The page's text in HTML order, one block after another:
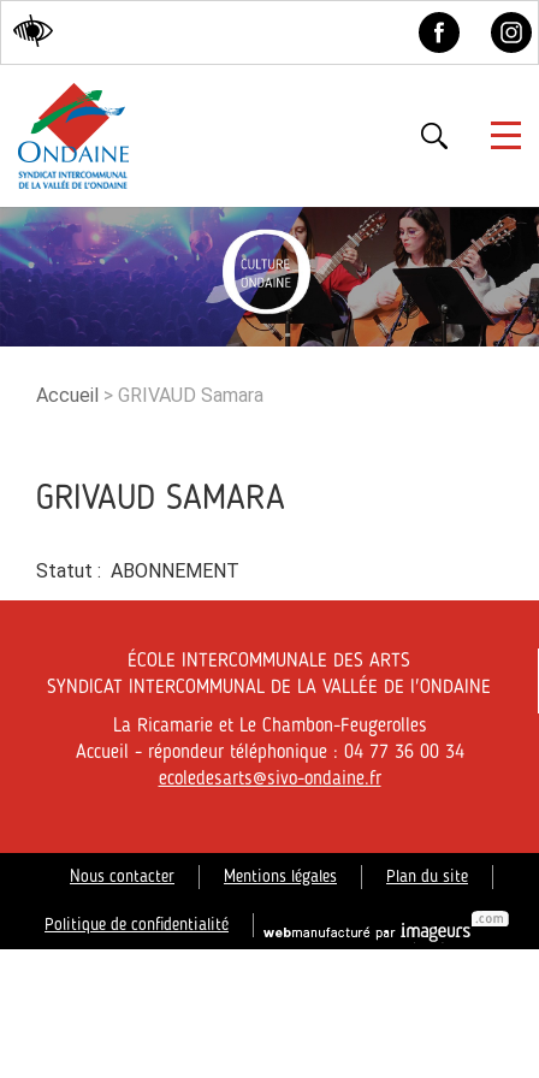
Accessibilité
Accueil > GRIVAUD Samara
GRIVAUD SAMARA
Statut : ABONNEMENT
ÉCOLE INTERCOMMUNALE DES ARTS
SYNDICAT INTERCOMMUNAL DE LA VALLÉE DE l'ONDAINE
La Ricamarie et Le Chambon-Feugerolles
Accueil - répondeur téléphonique : 04 77 36 00 34
ecoledesarts@sivo-ondaine.fr
Nous contacter Mentions légales Plan du site
Politique de confidentialité